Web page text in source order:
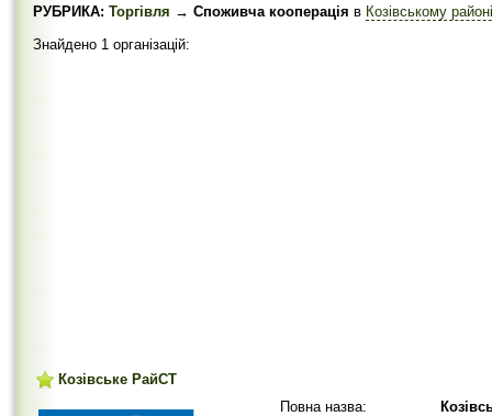
РУБРИКА: Торгівля → Споживча кооперація в Козівському
Знайдено 1 організацій:
Козівське РайСТ
Повна назва: